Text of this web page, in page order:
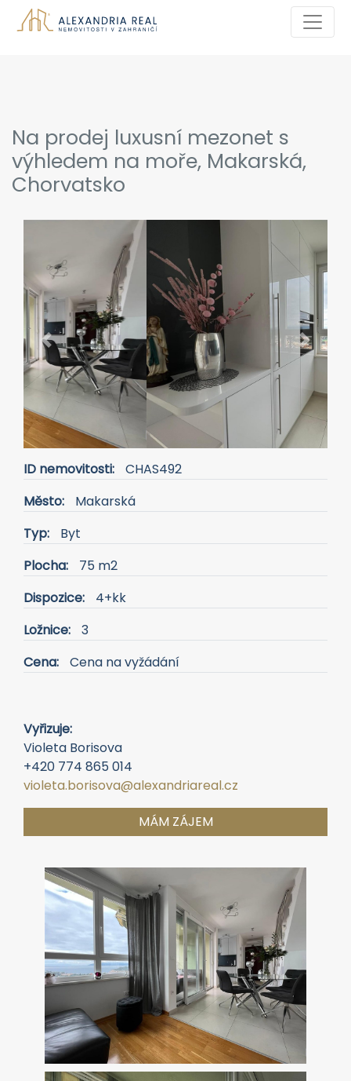
Na prodej luxusní mezonet s
výhledem na moře, Makarská,
Chorvatsko
Previous Next
ID nemovitosti:
CHAS492
Město:
Makarská
Typ:
Byt
Plocha:
75 m2
Dispozice:
4+kk
Ložnice:
3
Cena:
Cena na vyžádání
Vyřizuje:
Violeta Borisova
+420 774 865 014
violeta.borisova@alexandriareal.cz
MÁM ZÁJEM